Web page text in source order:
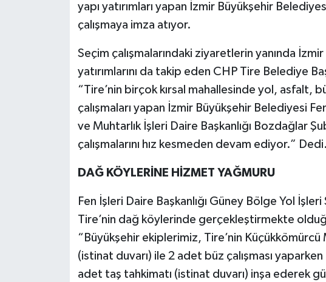
yapı yatırımları yapan İzmir Büyükşehir
çalışmaya imza atıyor.
Seçim çalışmalarındaki ziyaretlerin yanında
yatırımlarını da takip eden CHP Tire Belediye
“Tire’nin birçok kırsal mahallesinde yol, asfalt,
çalışmaları yapan İzmir Büyükşehir Belediyesi
ve Muhtarlık İşleri Daire Başkanlığı Bozdağlar
çalışmalarını hız kesmeden devam ediyor.” Dedi.
DAĞ KÖYLERİNE HİZMET YAĞMURU
Fen İşleri Daire Başkanlığı Güney Bölge Yol
Tire’nin dağ köylerinde gerçekleştirmekte
“Büyükşehir ekiplerimiz, Tire’nin
(istinat duvarı) ile 2 adet büz çalışması
adet taş tahkimatı (istinat duvarı) inşa ederek